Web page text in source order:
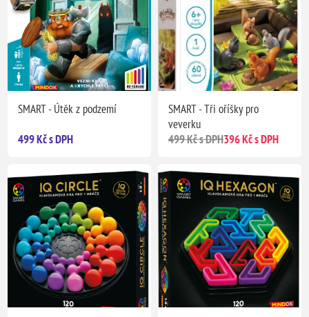
SMART - Útěk z podzemí
499 Kč s DPH
SMART - Tři oříšky pro
veverku
499 Kč s DPH396 Kč s DPH